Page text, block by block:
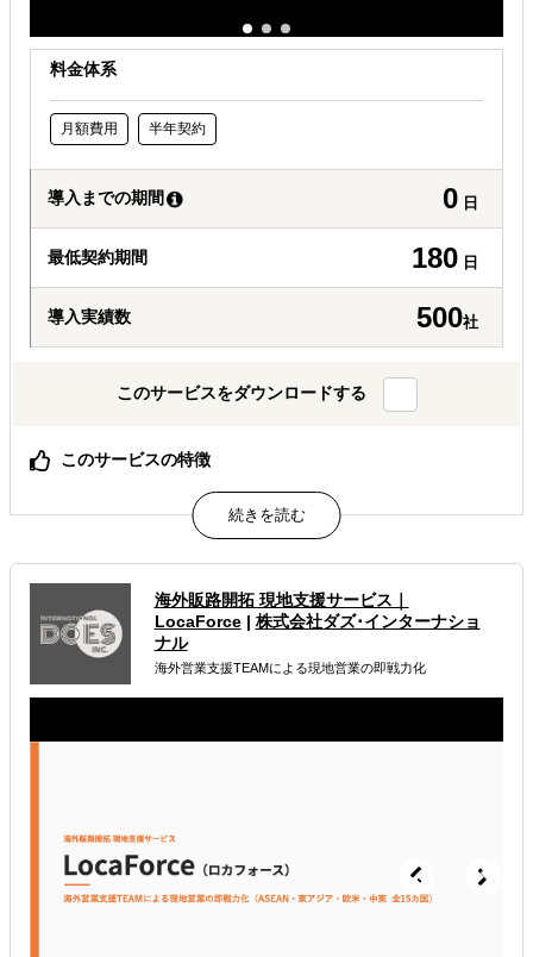
料金体系
月額費用 半年契約
導入までの期間 0 日
最低契約期間 180 日
導入実績数 500社
このサービスをダウンロードする
このサービスの特徴
AIが出した"答えっぽいもの"を、現地のリアルで答え合わ
せする。海外進出の現地顧問サービス。
属するジャンル
海外進出総合支援 海外進出戦略・事業計画立案
海外進出コンサルティング
許認可や規制調査など輸出／販売の準備をしたい
海外販路開拓 現地支援サービス｜
LocaForce| 株式会社ダズ･インターナショ
ナル
海外営業支援TEAMによる現地営業の即戦力化